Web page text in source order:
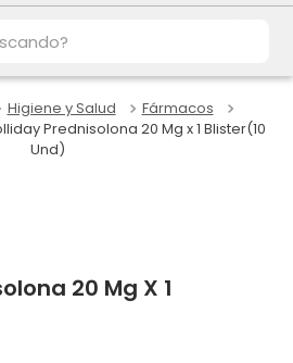
Higiene y Salud
Fármacos
Prednisolona 20 Mg x 1 Blister(10
Und)
20 Mg X 1